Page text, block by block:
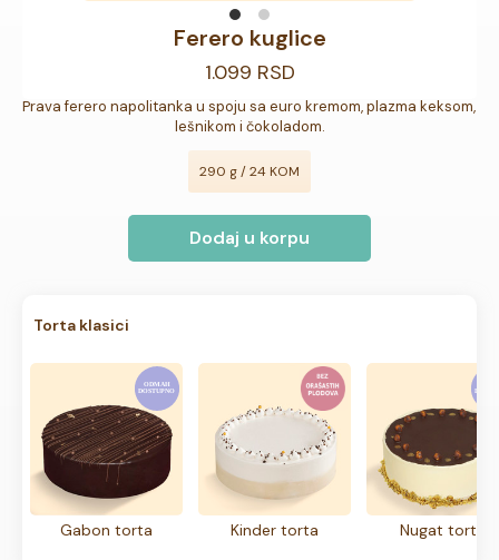
Ferero kuglice
1.099 RSD
Prava ferero napolitanka u spoju sa euro kremom, plazma keksom,
lešnikom i čokoladom.
290 g / 24 KOM
Dodaj u korpu
Torta klasici
Gabon torta Kinder torta Nugat torta